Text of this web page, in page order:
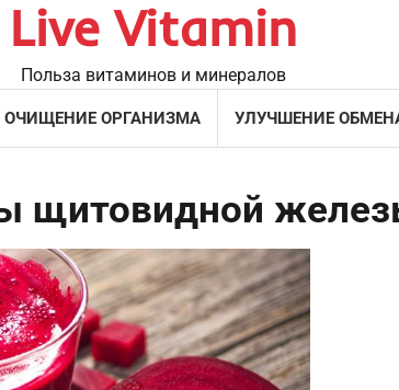
Live Vitamin
Польза витаминов и минералов
ОЧИЩЕНИЕ ОРГАНИЗМА УЛУЧШЕНИЕ
щитовидной